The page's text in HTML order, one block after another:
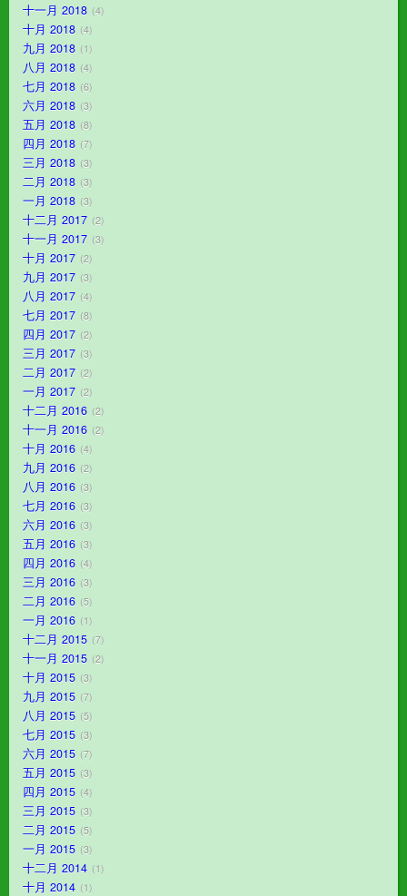
十一月 2018 4
十月 2018 4
九月 2018 1
八月 2018 4
七月 2018 6
六月 2018 3
五月 2018 8
四月 2018 7
三月 2018 3
二月 2018 3
一月 2018 3
十二月 2017 2
十一月 2017 3
十月 2017 2
九月 2017 3
八月 2017 4
七月 2017 8
四月 2017 2
三月 2017 3
二月 2017 2
一月 2017 2
十二月 2016 2
十一月 2016 2
十月 2016 4
九月 2016 2
八月 2016 3
七月 2016 3
六月 2016 3
五月 2016 3
四月 2016 4
三月 2016 3
二月 2016 5
一月 2016 1
十二月 2015 7
十一月 2015 2
十月 2015 3
九月 2015 7
八月 2015 5
七月 2015 3
六月 2015 7
五月 2015 3
四月 2015 4
三月 2015 3
二月 2015 5
一月 2015 3
十二月 2014 1
十月 2014 1